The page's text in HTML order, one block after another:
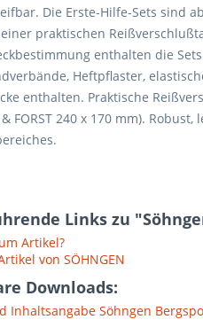
Die Erste-Hilfe-Sets sind
praktischen
enthalten die
Heftpflaster,
enthalten. Praktische
& FORST 240 x 170 mm).
Links zu
Artikel?
von SÖHNGEN
Downloads:
Inhaltsangabe Söhngen